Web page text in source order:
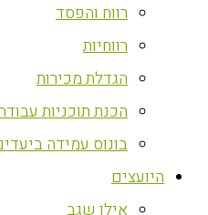
רווח והפסד
רווחיות
הגדלת מכירות
הכנת תוכניות עבודה
בונוס עמידה ביעדים
היועצים
אילן שגב